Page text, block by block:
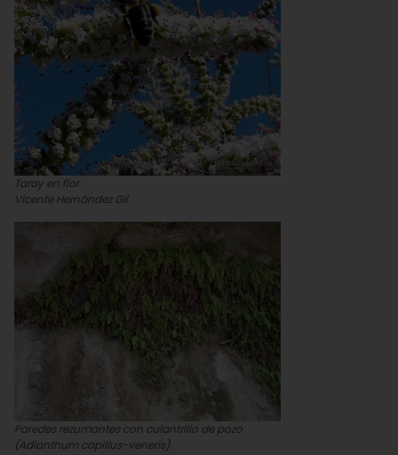
Taray en flor
Vicente Hernández Gil
Paredes rezumantes con culantrillo de pozo
(Adianthum capillus-veneris)